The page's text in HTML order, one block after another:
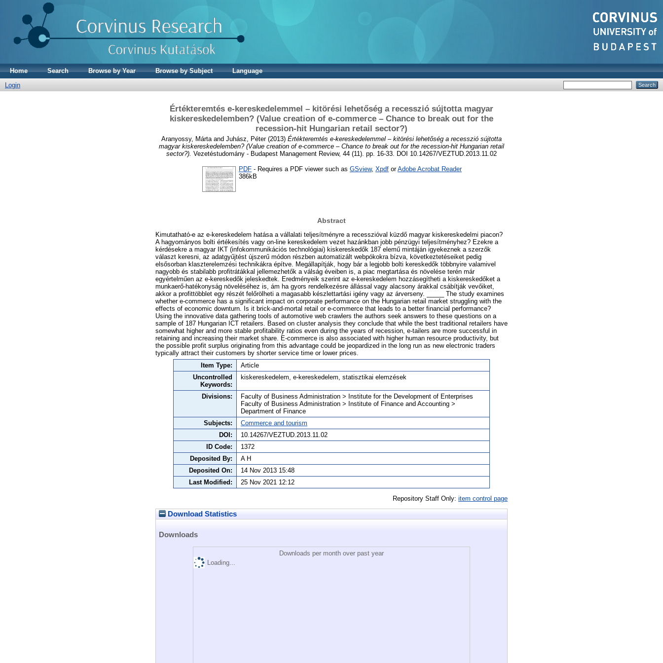
Home Search Browse by Year Browse by Subject
Language
Login
Értékteremtés e-kereskedelemmel – kitörési lehetőség a recesszió sújtotta magyar
kiskereskedelemben? (Value creation of e-commerce – Chance to break out for the
recession-hit Hungarian retail sector?)
Aranyossy, Márta and Juhász, Péter(2013) Értékteremtés e-kereskedelemmel – kitörési lehetőség a recesszió sújtotta
magyar kiskereskedelemben? (Value creation of e-commerce – Chance to break out for the recession-hit Hungarian retail
sector?). Vezetéstudomány - Budapest Management Review, 44 (11). pp. 16-33. DOI 10.14267/VEZTUD.2013.11.02
PDF - Requires a PDF viewer such as GSview, Xpdf orAdobe Acrobat Reader
386kB
Abstract
Kimutatható-e az e-kereskedelem hatása a vállalati teljesítményre a recesszióval küzdő magyar kiskereskedelmi piacon?
A hagyományos bolti értékesítés vagy on-line kereskedelem vezet hazánkban jobb pénzügyi teljesítményhez? Ezekre a
kérdésekre a magyar IKT (infokommunikációs technológiai) kiskereskedők 187 elemű mintáján igyekeznek a szerzők
választ keresni, az adatgyűjtést újszerű módon részben automatizált webpókokra bízva, következtetéseiket pedig
elsősorban klaszterelemzési technikákra építve. Megállapítják, hogy bár a legjobb bolti kereskedők többnyire valamivel
nagyobb és stabilabb profitrátákkal jellemezhetők a válság éveiben is, a piac megtartása és növelése terén már
egyértelműen az e-kereskedők jeleskedtek. Eredményeik szerint az e-kereskedelem hozzásegítheti a kiskereskedőket a
munkaerő-hatékonyság növeléséhez is, ám ha gyors rendelkezésre állással vagy alacsony árakkal csábítják vevőiket,
akkor a profittöbblet egy részét felőrölheti a magasabb készlettartási igény vagy az árverseny. _____ The study examines
whether e-commerce has a significant impact on corporate performance on the Hungarian retail market struggling with the
effects of economic downturn. Is it brick-and-mortal retail or e-commerce that leads to a better financial performance?
Using the innovative data gathering tools of automotive web crawlers the authors seek answers to these questions on a
sample of 187 Hungarian ICT retailers. Based on cluster analysis they conclude that while the best traditional retailers have
somewhat higher and more stable profitability ratios even during the years of recession, e-tailers are more successful in
retaining and increasing their market share. E-commerce is also associated with higher human resource productivity, but
the possible profit surplus originating from this advantage could be jeopardized in the long run as new electronic traders
typically attract their customers by shorter service time or lower prices.
Item Type:
Article
Uncontrolled
Keywords:
kiskereskedelem, e-kereskedelem, statisztikai elemzések
Divisions:
Faculty of Business Administration > Institute for the Development of Enterprises
Faculty of Business Administration > Institute of Finance and Accounting >
Department of Finance
Subjects:
Commerce and tourism
DOI:
10.14267/VEZTUD.2013.11.02
ID Code:
1372
Deposited By:
A H
Deposited On:
14 Nov 2013 15:48
Last Modified:
25 Nov 2021 12:12
Repository Staff Only: item control page
Download Statistics
Downloads
Downloads per month over past year
Loading...